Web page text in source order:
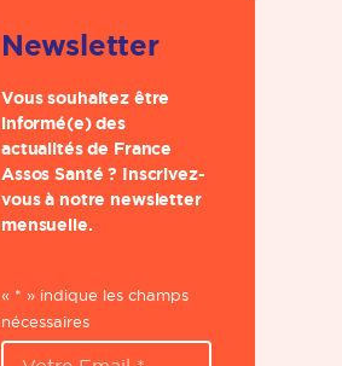
Newsletter
Vous souhaitez être
informé(e) des
actualités de France
Assos Santé ? Inscrivez-
vous à notre newsletter
mensuelle.
« * » indique les champs
nécessaires